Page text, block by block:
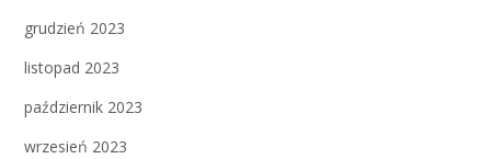
grudzień 2023
listopad 2023
październik 2023
wrzesień 2023